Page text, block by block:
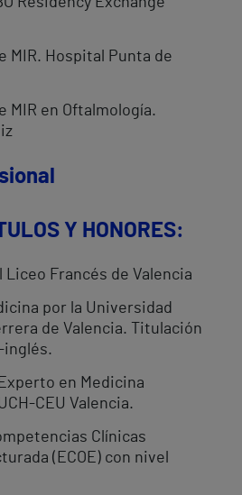
MIR. Hospital Punta de
MIR en Oftalmología.
Y HONORES:
Liceo Francés de Valencia
por la Universidad
de Valencia. Titulación
inglés.
en Medicina
CEU Valencia.
Clínicas
(ECOE) con nivel